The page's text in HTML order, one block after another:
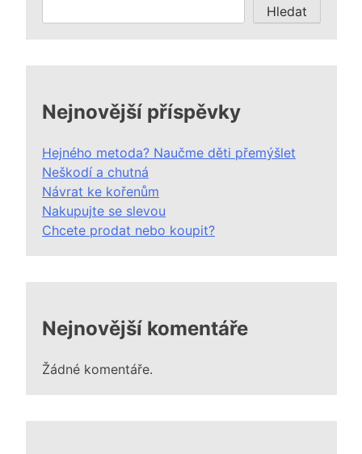
Hledat
Nejnovější příspěvky
Hejného metoda? Naučme děti přemýšlet
Neškodí a chutná
Návrat ke kořenům
Nakupujte se slevou
Chcete prodat nebo koupit?
Nejnovější komentáře
Žádné komentáře.